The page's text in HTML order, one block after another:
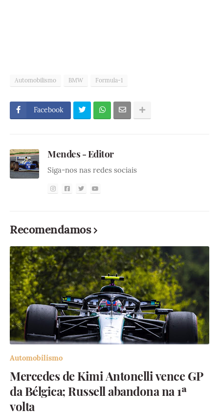
Automobilismo BMW Formula-1
Facebook
Mendes - Editor
Siga-nos nas redes sociais
Recomendamos
Automobilismo
Mercedes de Kimi Antonelli vence GP
da Bélgica; Russell abandona na 1ª
volta